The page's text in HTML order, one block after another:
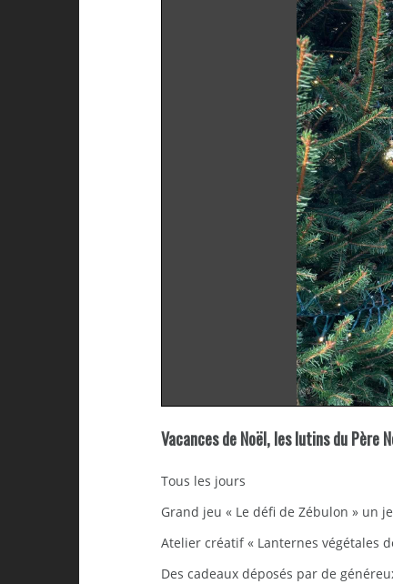
Vacances de Noël, les lutins du Père
Tous les jours
Grand jeu « Le défi de Zébulon » un
Atelier créatif « Lanternes végétales
Des cadeaux déposés par de